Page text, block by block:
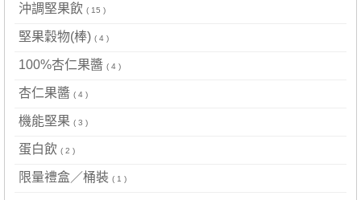
沖調堅果飲 ( 15 )
堅果穀物(棒) ( 4 )
100%杏仁果醬 ( 4 )
杏仁果醬 ( 4 )
機能堅果 ( 3 )
蛋白飲 ( 2 )
限量禮盒／桶裝 ( 1 )